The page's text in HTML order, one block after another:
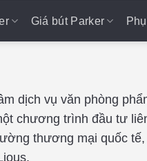
Giá bút Parker
dịch vụ văn phòng
chương trình đầu tư
thương mại quốc